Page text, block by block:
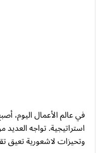
في عالم الأعمال اليوم،
استراتيجية. تواجه العديد
وتحيزات لاشعورية تعيق